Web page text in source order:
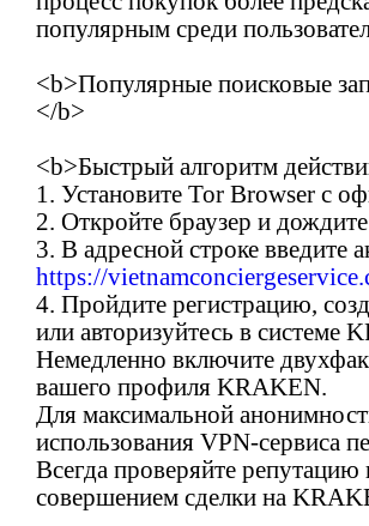
популярным среди
<b>Популярные поисковые
</b>
<b>Быстрый алгоритм
1. Установите Tor Browser с
2. Откройте браузер и
3. В адресной строке введите
https://
4. Пройдите регистрацию,
или авторизуйтесь в системе
Немедленно включите
вашего профиля KRAKEN.
Для максимальной
использования VPN-сервиса
Всегда проверяйте
совершением сделки на